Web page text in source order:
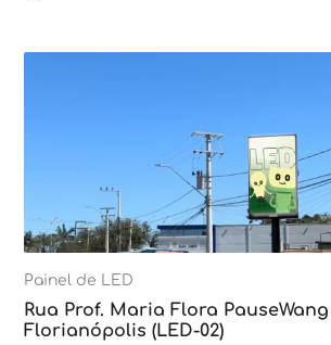
Painel de LED
Rua Prof. Maria Flora PauseWang
Florianópolis (LED-02)